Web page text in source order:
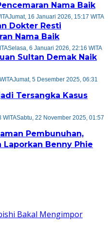
Nama Baik
Jumat, 16 Januari 2026, 15:17 WITA
Dokter Resti
Nama Baik
Selasa, 6 Januari 2026, 22:16 WITA
Sultan Demak Naik
Jumat, 5 Desember 2025, 06:31
Tersangka Kasus
WITASabtu, 22 November 2025, 01:57
Pembunuhan,
Benny Phie